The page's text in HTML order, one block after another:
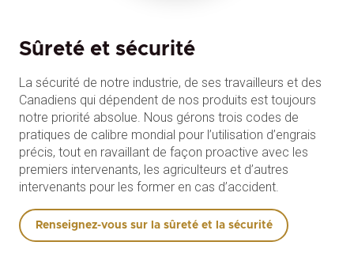
Sûreté et sécurité
La sécurité de notre industrie, de ses travailleurs et des
Canadiens qui dépendent de nos produits est toujours
notre priorité absolue. Nous gérons trois codes de
pratiques de calibre mondial pour l’utilisation d’engrais
précis, tout en ravaillant de façon proactive avec les
premiers intervenants, les agriculteurs et d’autres
intervenants pour les former en cas d’accident.
Renseignez-vous sur la sûreté et la sécurité